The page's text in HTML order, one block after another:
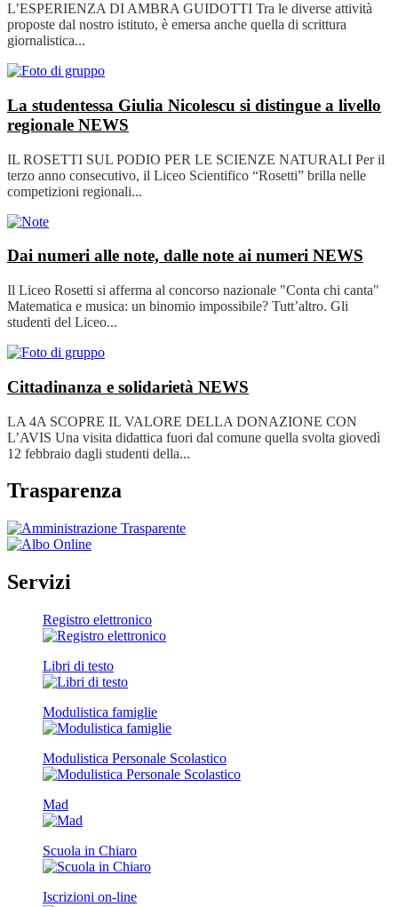
L’ESPERIENZA DI AMBRA GUIDOTTI Tra le diverse attività
proposte dal nostro istituto, è emersa anche quella di scrittura
giornalistica...
La studentessa Giulia Nicolescu si distingue a livello
regionale NEWS
IL ROSETTI SUL PODIO PER LE SCIENZE NATURALI Per il
terzo anno consecutivo, il Liceo Scientifico “Rosetti” brilla nelle
competizioni regionali...
Dai numeri alle note, dalle note ai numeri NEWS
Il Liceo Rosetti si afferma al concorso nazionale "Conta chi canta"
Matematica e musica: un binomio impossibile? Tutt’altro. Gli
studenti del Liceo...
Cittadinanza e solidarietà NEWS
LA 4A SCOPRE IL VALORE DELLA DONAZIONE CON
L’AVIS Una visita didattica fuori dal comune quella svolta giovedì
12 febbraio dagli studenti della...
Trasparenza
Servizi
Registro elettronico
Libri di testo
Modulistica famiglie
Modulistica Personale Scolastico
Mad
Scuola in Chiaro
Iscrizioni on-line